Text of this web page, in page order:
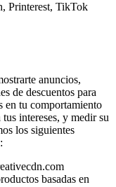
Printerest, TikTok
anuncios,
de descuentos para
en tu comportamiento
intereses, y medir su
los siguientes
basadas en